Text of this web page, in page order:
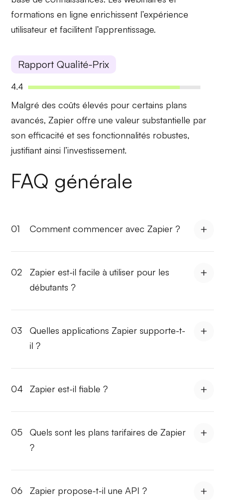
formations en ligne enrichissent l’expérience
utilisateur et facilitent l’apprentissage.
Rapport Qualité-Prix
4.4
Malgré descoûts élevés pour certains plans
avancés, Zapier offre unevaleur substantielle par
son efficacité et sesfonctionnalités robustes,
justifiant ainsi l’investissement.
FAQ générale
01 Comment commencer avec Zapier ?
02
Zapier est-il facile à utiliser pour les
débutants ?
03
Quelles applications Zapier supporte-t-
il ?
04 Zapier est-il fiable ?
05
Quels sont les plans tarifaires de Zapier
?
06 Zapier propose-t-il une API ?